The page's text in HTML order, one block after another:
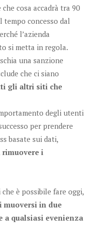
cosa accadrà tra 90
tempo concesso dal
l’azienda
si metta in regola.
una sanzione
che ci siano
gli altri siti che
degli utenti
per prendere
basate sui dati,
i
è possibile fare oggi,
muoversi in due
a qualsiasi evenienza